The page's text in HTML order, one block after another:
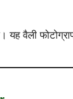
यह वैली